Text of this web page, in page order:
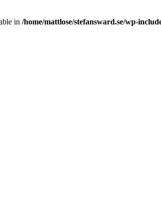
in /home/mattlose/stefansward.se/wp-